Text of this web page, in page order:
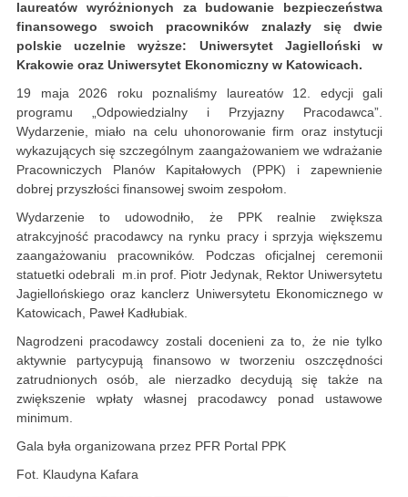
laureatów wyróżnionych za budowanie bezpieczeństwa
finansowego swoich pracowników znalazły się dwie
polskie uczelnie wyższe: Uniwersytet Jagielloński w
Krakowie oraz Uniwersytet Ekonomiczny w Katowicach.
19 maja 2026 roku poznaliśmy laureatów 12. edycji gali
programu „Odpowiedzialny i Przyjazny Pracodawca”.
Wydarzenie, miało na celu uhonorowanie firm oraz instytucji
wykazujących się szczególnym zaangażowaniem we wdrażanie
Pracowniczych Planów Kapitałowych (PPK) i zapewnienie
dobrej przyszłości finansowej swoim zespołom.
Wydarzenie to udowodniło, że PPK realnie zwiększa
atrakcyjność pracodawcy na rynku pracy i sprzyja większemu
zaangażowaniu pracowników. Podczas oficjalnej ceremonii
statuetki odebrali m.in prof. Piotr Jedynak, Rektor Uniwersytetu
Jagiellońskiego oraz kanclerz Uniwersytetu Ekonomicznego w
Katowicach, Paweł Kadłubiak.
Nagrodzeni pracodawcy zostali docenieni za to, że nie tylko
aktywnie partycypują finansowo w tworzeniu oszczędności
zatrudnionych osób, ale nierzadko decydują się także na
zwiększenie wpłaty własnej pracodawcy ponad ustawowe
minimum.
Gala była organizowana przez PFR Portal PPK
Fot. Klaudyna Kafara